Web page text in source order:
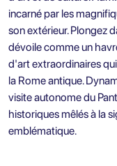
incarné par les
son extérieur. Plongez
dévoile comme un
d'art extraordinaires
la Rome antique.
visite autonome du
historiques mêlés à la
emblématique.